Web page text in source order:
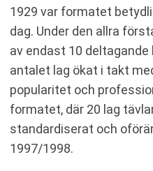
1929 var formatet
dag. Under den allra
av endast 10 deltagande
antalet lag ökat i takt
popularitet och
formatet, där 20 lag
standardiserat och
1997/1998.